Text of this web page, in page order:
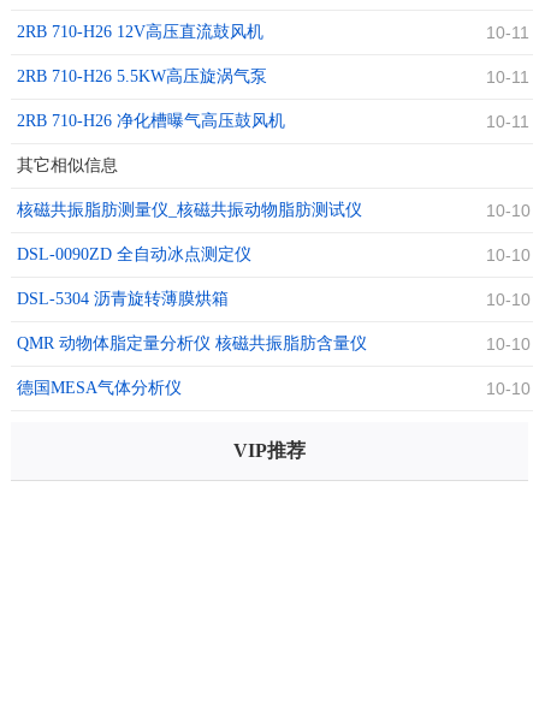
2RB 710-H26 12V高压直流鼓风机 10-11
2RB 710-H26 5.5KW高压旋涡气泵 10-11
2RB 710-H26 净化槽曝气高压鼓风机 10-11
其它相似信息
核磁共振脂肪测量仪_核磁共振动物脂肪测试仪 10-10
DSL-0090ZD 全自动冰点测定仪 10-10
DSL-5304 沥青旋转薄膜烘箱 10-10
QMR 动物体脂定量分析仪 核磁共振脂肪含量仪 10-10
德国MESA气体分析仪 10-10
VIP推荐